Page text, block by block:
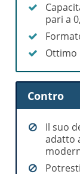
pari a
Ottimo
Contro
Il suo
adatto